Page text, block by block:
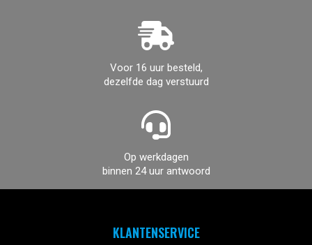
Voor 16 uur besteld,
dezelfde dag verstuurd
Op werkdagen
binnen 24 uur antwoord
KLANTENSERVICE